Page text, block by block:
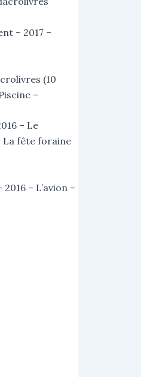
– 2017 –
(10
–
– Le
La fête foraine
– L’avion –